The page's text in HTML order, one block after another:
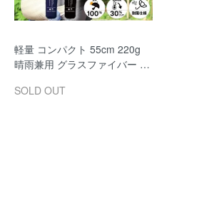
軽量 コンパクト 55cm 220g
晴雨兼用 グラスファイバー 雨
遮光100％ 紫外線遮蔽率99.
SOLD OUT